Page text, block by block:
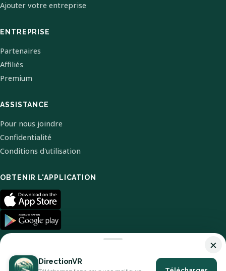
Ajouter votre entreprise
ENTREPRISE
Partenaires
Affiliés
Premium
ASSISTANCE
Pour nous joindre
Confidentialité
Conditions d'utilisation
OBTENIR L'APPLICATION
×
DirectionVR